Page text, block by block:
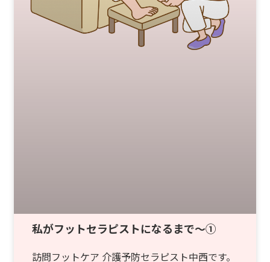
私がフットセラピストになるまで～①
訪問フットケア 介護予防セラピスト中西です。